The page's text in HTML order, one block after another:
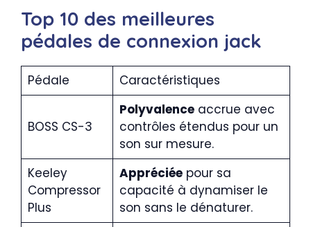
Top 10 des meilleures
pédales de connexion jack
Pédale Caractéristiques
BOSS CS-3
Polyvalenceaccrue avec
contrôles étendus pour un
son sur mesure.
Keeley
Compressor
Plus
Appréciéepour sa
capacité à dynamiser le
son sans le dénaturer.